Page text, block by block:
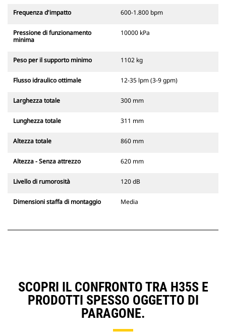
Frequenza d'impatto 600-1.800 bpm
Pressione di funzionamento
minima
10000 kPa
Peso per il supporto minimo 1102 kg
Flusso idraulico ottimale 12-35 lpm (3-9 gpm)
Larghezza totale 300 mm
Lunghezza totale 311 mm
Altezza totale 860 mm
Altezza - Senza attrezzo 620 mm
Livello di rumorosità 120 dB
Dimensioni staffa di montaggio Media
SCOPRI IL CONFRONTO TRA H35S E
PRODOTTI SPESSO OGGETTO DI
PARAGONE.